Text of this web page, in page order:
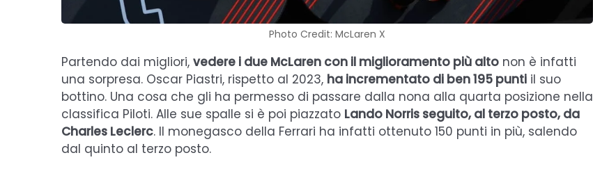
Photo Credit: McLaren X
Partendo dai migliori, vedere i due McLaren con il miglioramento più alto non è infatti
una sorpresa. Oscar Piastri, rispetto al 2023, ha incrementato di ben 195 punti il suo
bottino. Una cosa che gli ha permesso di passare dalla nona alla quarta posizione nella
classifica Piloti. Alle sue spalle si è poi piazzato Lando Norris seguito, al terzo posto, da
Charles Leclerc. Il monegasco della Ferrari ha infatti ottenuto 150 punti in più, salendo
dal quinto al terzo posto.